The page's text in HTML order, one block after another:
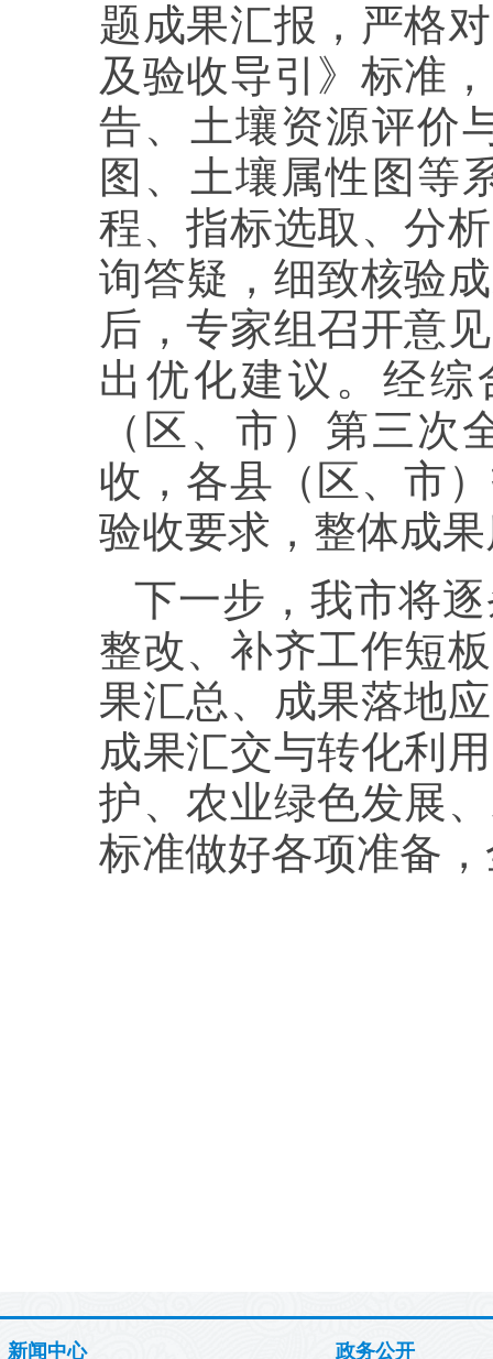
题成果汇报，严格
及验收导引》标准
告、土壤资源评价
图、土壤属性图等
程、指标选取、分
询答疑，细致核验
后，专家组召开意
出优化建议。经
（区、市）第三
收，各县（区、市
验收要求，整体成
下一步，我市将
整改、补齐工作短
果汇总、成果落地
成果汇交与转化利
护、农业绿色发展
标准做好各项准备
新闻中心 政务公开